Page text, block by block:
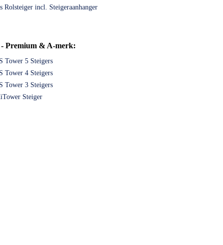
Rolsteiger incl. Steigeraanhanger
Premium & A-merk:
Tower 5 Steigers
Tower 4 Steigers
Tower 3 Steigers
Steiger